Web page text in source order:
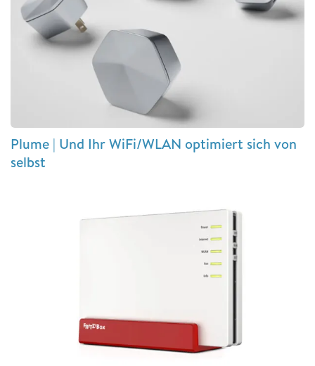
Plume | Und Ihr WiFi/WLAN optimiert sich von
selbst